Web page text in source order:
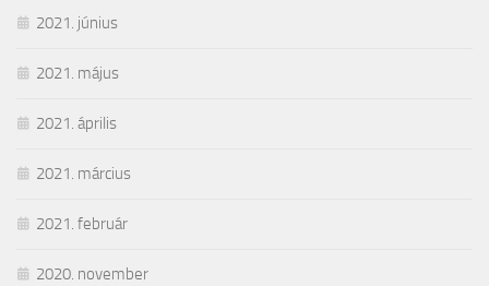
2021. június
2021. május
2021. április
2021. március
2021. február
2020. november